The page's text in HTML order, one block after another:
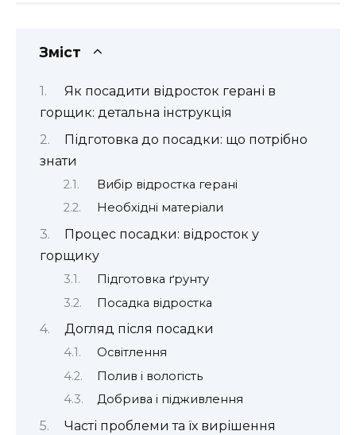
Зміст
Як посадити відросток герані в
горщик: детальна інструкція
Підготовка до посадки: що потрібно
знати
Вибір відростка герані
Необхідні матеріали
Процес посадки: відросток у
горщику
Підготовка ґрунту
Посадка відростка
Догляд після посадки
Освітлення
Полив і вологість
Добрива і підживлення
Часті проблеми та їх вирішення